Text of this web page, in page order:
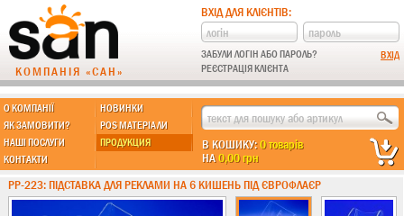
КОМПАНІЯ «САН»
ВХІД ДЛЯ КЛІЄНТІВ:
ЗАБУЛИ ЛОГІН АБО ПАРОЛЬ?
РЕЄСТРАЦІЯ КЛІЄНТА
О КОМПАНІЇ
НОВИНКИ
ЯК ЗАМОВИТИ?
POS МАТЕРІАЛИ
НАШІ ПОСЛУГИ
ПРОДУКЦИЯ
КОНТАКТИ
В КОШИКУ:0 товарів
НА0,00 грн
МЫ ДЕЛАЕМ:
Підставки із пластику
Новинки !!!
PP-223: ПІДСТАВКА ДЛЯ РЕКЛАМИ НА 6 КИШЕНЬ ПІД ЄВРОФЛАЄР